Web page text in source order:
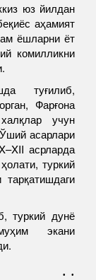
юз йилдан
аҳамият
ёшларни ёт
комилликни
туғилиб,
Фарғона
учун
асарлари
асрларда
туркий
туркий дунё
экани
. .